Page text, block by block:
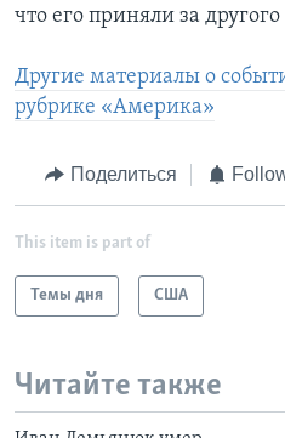
что его приняли за
Другие материалы о
рубрике «Америка»
Поделиться
This item is part of
Темы дня США
Читайте также